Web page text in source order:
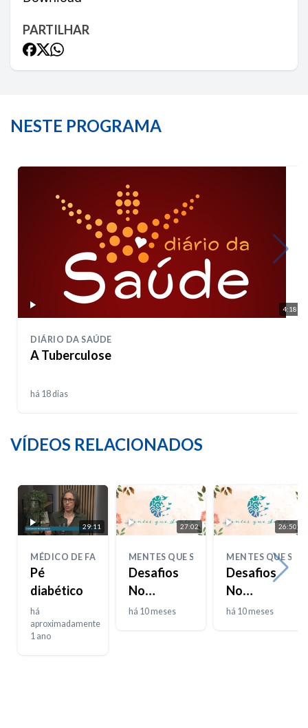
PARTILHAR
NESTE PROGRAMA
4:18
DIÁRIO DA SAÚDE
A Tuberculose
há 18 dias
VÍDEOS RELACIONADOS
29:11
MÉDICO DE FAMÍLIA
Pé
diabético
há
aproximadamente
1 ano
27:02
MENTES QUE SENTEM
Desafios
No
Desenvolvimento
há 10 meses
26:50
MENTES QUE
Desafios
No
há 10 meses